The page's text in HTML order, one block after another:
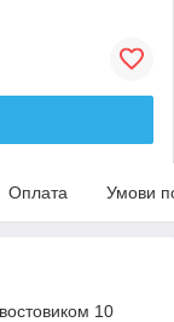
Оплата Умови
10